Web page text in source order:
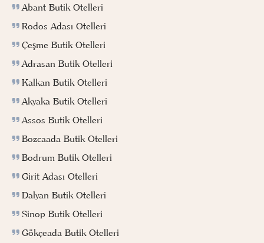
Abant Butik Otelleri
Rodos Adası Otelleri
Çeşme Butik Otelleri
Adrasan Butik Otelleri
Kalkan Butik Otelleri
Akyaka Butik Otelleri
Assos Butik Otelleri
Bozcaada Butik Otelleri
Bodrum Butik Otelleri
Girit Adası Otelleri
Dalyan Butik Otelleri
Sinop Butik Otelleri
Gökçeada Butik Otelleri